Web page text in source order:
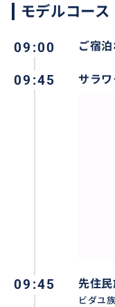
おすすめ
モデルコース
09:00 ご宿
09:45 サラ
09:45 先住
ビダユ